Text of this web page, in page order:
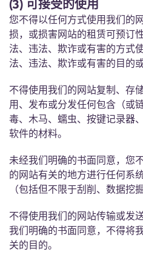
French
(3) 可接受的使用
您不得以任何方式使用我们的
损，或损害网站的租赁可预订
法、违法、欺诈或有害的方式
法、违法、欺诈或有害的目的
不得使用我们的网站复制、存
用、发布或分发任何包含（或
毒、木马、蠕虫、按键记录器
软件的材料。
未经我们明确的书面同意，您
的网站有关的地方进行任何系
（包括但不限于刮削、数据挖
不得使用我们的网站传输或发
我们明确的书面同意，不得将
关的目的。